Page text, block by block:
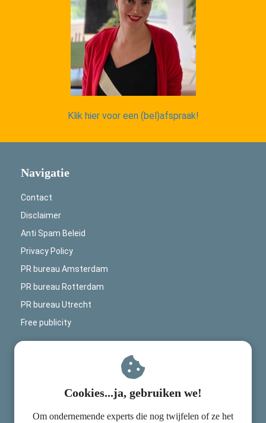
Klik hier voor een (bel)afspraak!
Navigatie
Contact
Disclaimer
Anti Spam Beleid
Privacy Policy
PR bureau Amsterdam
PR bureau Rotterdam
PR bureau Utrecht
Free publicity
Cookies...ja, gebruiken we!
Om ondernemende experts die nog twijfelen of ze het